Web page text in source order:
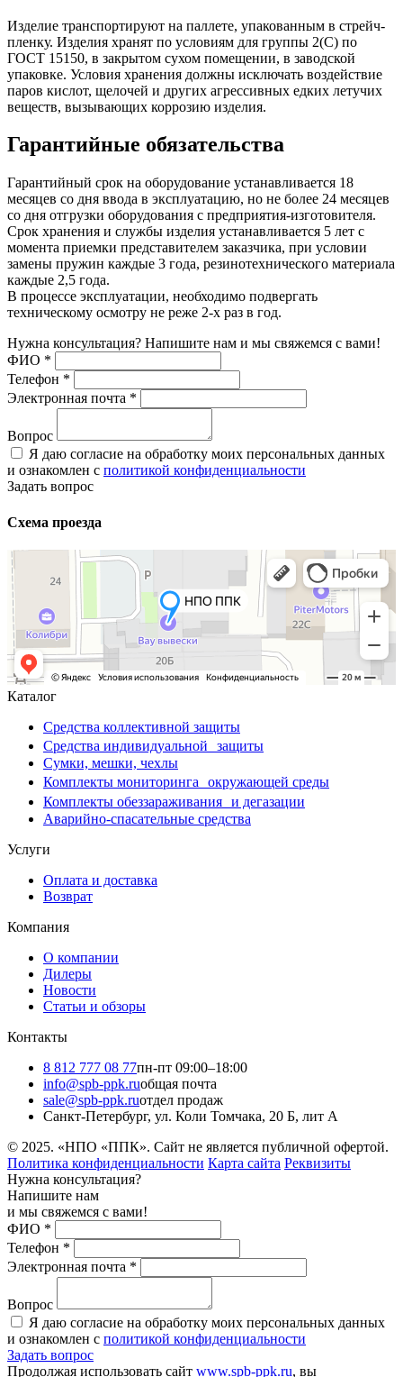
Изделие транспортируют на паллете, упакованным в стрейч-
пленку. Изделия хранят по условиям для группы 2(С) по
ГОСТ 15150, в закрытом сухом помещении, в заводской
упаковке. Условия хранения должны исключать воздействие
паров кислот, щелочей и других агрессивных едких летучих
веществ, вызывающих коррозию изделия.
Гарантийные обязательства
Гарантийный срок на оборудование устанавливается 18
месяцев со дня ввода в эксплуатацию, но не более 24 месяцев
со дня отгрузки оборудования с предприятия-изготовителя.
Срок хранения и службы изделия устанавливается 5 лет с
момента приемки представителем заказчика, при условии
замены пружин каждые 3 года, резинотехнического материала
каждые 2,5 года.
В процессе эксплуатации, необходимо подвергать
техническому осмотру не реже 2-х раз в год.
Нужна консультация? Напишите нам и мы свяжемся с вами!
ФИО *
Телефон *
Электронная почта *
Вопрос
Я даю согласие на обработку моих персональных данных
и ознакомлен с политикой конфиденциальности
Задать вопрос
Схема проезда
Каталог
Средства коллективной защиты
Средства индивидуальной защиты
Сумки, мешки, чехлы
Комплекты мониторинга окружающей среды
Комплекты обеззараживания и дегазации
Аварийно-спасательные средства
Услуги
Оплата и доставка
Возврат
Компания
О компании
Дилеры
Новости
Статьи и обзоры
Контакты
8 812 777 08 77пн-пт 09:00–18:00
info@spb-ppk.ruобщая почта
sale@spb-ppk.ruотдел продаж
Санкт-Петербург, ул. Коли Томчака, 20 Б, лит А
© 2025. «НПО «ППК». Сайт не является публичной офертой.
Политика конфиденциальности Карта сайта Реквизиты
Нужна консультация?
Напишите нам
и мы свяжемся с вами!
ФИО *
Телефон *
Электронная почта *
Вопрос
Я даю согласие на обработку моих персональных данных
и ознакомлен с политикой конфиденциальности
Задать вопрос
Продолжая использовать сайт www.spb-ppk.ru, вы